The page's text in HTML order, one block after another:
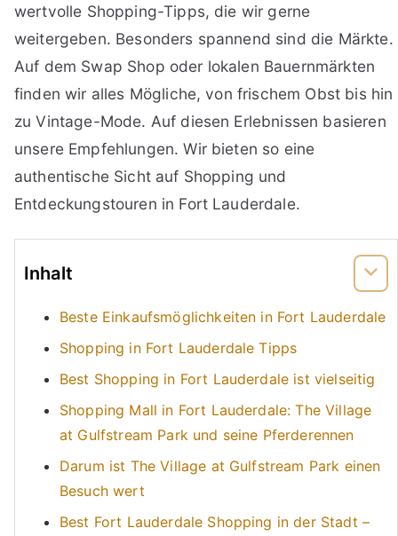
wertvolle Shopping-Tipps, die wir gerne
weitergeben. Besonders spannend sind die Märkte.
Auf dem Swap Shop oder lokalen Bauernmärkten
finden wir alles Mögliche, von frischem Obst bis hin
zu Vintage-Mode. Auf diesen Erlebnissen basieren
unsere Empfehlungen. Wir bieten so eine
authentische Sicht auf Shopping und
Entdeckungstouren in Fort Lauderdale.
Inhalt
Beste Einkaufsmöglichkeiten in Fort Lauderdale
Shopping in Fort Lauderdale Tipps
Best Shopping in Fort Lauderdale ist vielseitig
Shopping Mall in Fort Lauderdale: The Village
at Gulfstream Park und seine Pferderennen
Darum ist The Village at Gulfstream Park einen
Besuch wert
Best Fort Lauderdale Shopping in der Stadt –